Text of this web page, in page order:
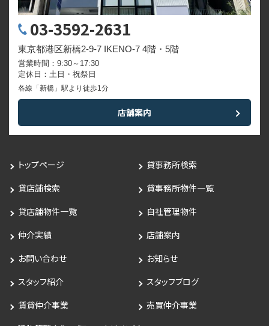
03-3592-2631
東京都港区新橋2-9-7 IKENO-7 4階・5階
営業時間：9:30～17:30
定休日：土日・祝祭日
各線「新橋」駅より徒歩1分
店舗案内
トップページ
貸事務所検索
貸店舗検索
貸事務所物件一覧
貸店舗物件一覧
自社管理物件
仲介実績
店舗案内
お問い合わせ
お知らせ
スタッフ紹介
スタッフブログ
賃貸仲介事業
売買仲介事業